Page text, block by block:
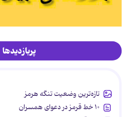
پربازدیدها
تازه‌ترین وضعیت تنگه هرمز
۱۰ خط قرمز در دعوای همسران